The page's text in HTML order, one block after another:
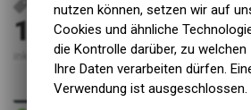
199.00CHF
inkl. MwSt., zzgl. Versandkosten
In den
nutzen können, setzen wir auf
Cookies und ähnliche
die Kontrolle darüber, zu
Ihre Daten verarbeiten dürfen.
Verwendung ist ausgeschlossen.